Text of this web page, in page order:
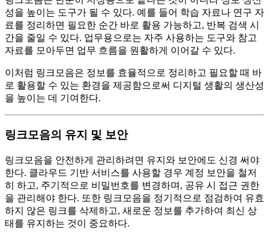
성을 높이는 도구가 될 수 있다. 예를 들어 학습 자료나 연구 자
료를 정리하면 필요한 순간 바로 활용 가능하고, 반복 검색 시
간을 줄일 수 있다. 업무용으로는 자주 사용하는 도구와 참고
자료를 모아두면 업무 흐름을 원활하게 이어갈 수 있다.
이처럼 링크모음은 정보를 효율적으로 정리하고 필요할 때 바
로 활용할 수 있는 환경을 제공함으로써 디지털 생활의 생산성
을 높이는 데 기여한다.
링크모음의 유지 및 보안
링크모음을 안전하게 관리하려면 유지와 보안에도 신경 써야
한다. 클라우드 기반 서비스를 사용할 경우 계정 보안을 철저
히 하고, 주기적으로 비밀번호를 변경하며, 공유 시 접근 권한
을 관리해야 한다. 또한 링크모음을 정기적으로 점검하여 유효
하지 않은 링크를 삭제하고, 새로운 정보를 추가하여 최신 상
태를 유지하는 것이 중요하다.